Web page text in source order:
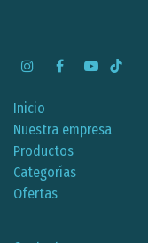
Inicio
Nuestra empresa
Productos
Categorías
Ofertas